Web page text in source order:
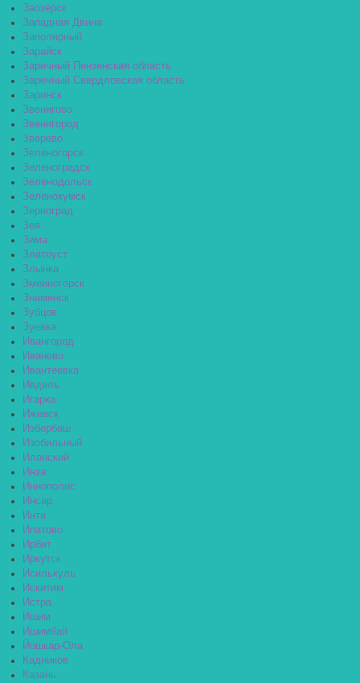
Заозёрск
Западная Двина
Заполярный
Зарайск
Заречный Пензенская область
Заречный Свердловская область
Заринск
Звенигово
Звенигород
Зверево
Зеленогорск
Зеленоградск
Зеленодольск
Зеленокумск
Зерноград
Зея
Зима
Златоуст
Злынка
Змеиногорск
Знаменск
Зубцов
Зуевка
Ивангород
Иваново
Ивантеевка
Ивдель
Игарка
Ижевск
Избербаш
Изобильный
Иланский
Инза
Иннополис
Инсар
Инта
Ипатово
Ирбит
Иркутск
Исилькуль
Искитим
Истра
Ишим
Ишимбай
Йошкар-Ола
Кадников
Казань